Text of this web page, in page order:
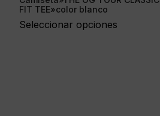
FIT TEE»color blanco
Seleccionar opciones